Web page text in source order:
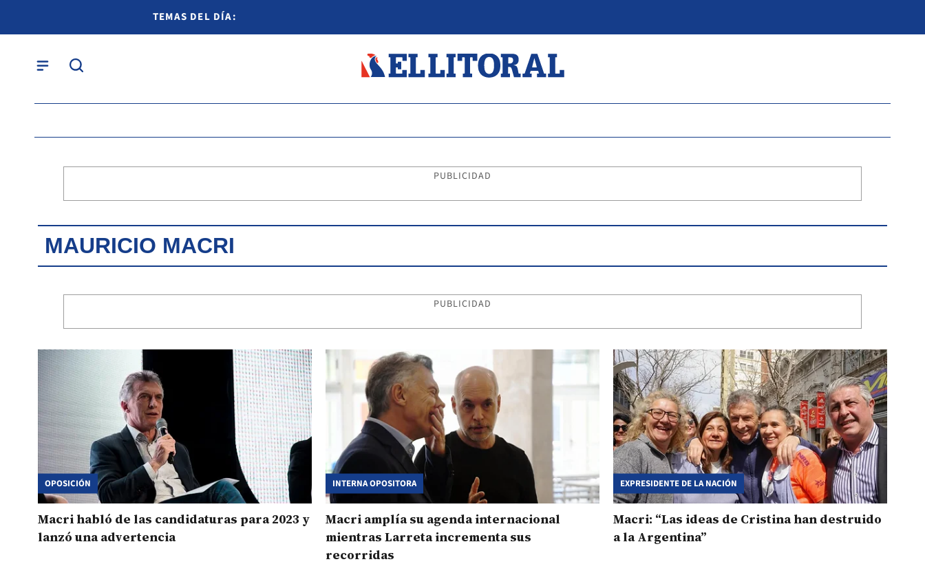
TEMAS DEL DÍA:
PUBLICIDAD
MAURICIO MACRI
PUBLICIDAD
OPOSICIÓN
Macri habló de las candidaturas para 2023 y
lanzó una advertencia
INTERNA OPOSITORA
Macri amplía su agenda internacional
mientras Larreta incrementa sus
recorridas
EXPRESIDENTE DE LA NACIÓN
Macri: “Las ideas de Cristina han destruido
a la Argentina”